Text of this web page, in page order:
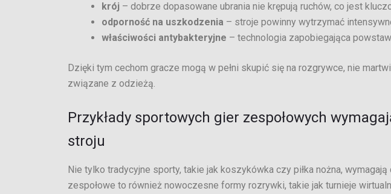
krój – dobrze dopasowane ubrania nie krępują ruchów, co jest
odporność na uszkodzenia – stroje powinny wytrzymać
właściwości antybakteryjne – technologia zapobiegająca
Dzięki tym cechom gracze mogą w pełni skupić się na rozgrywce, nie
związane z odzieżą.
Przykłady sportowych gier zespołowych
stroju
Nie tylko tradycyjne sporty, takie jak koszykówka czy piłka nożna,
zespołowe to również nowoczesne formy rozrywki, takie jak turnieje